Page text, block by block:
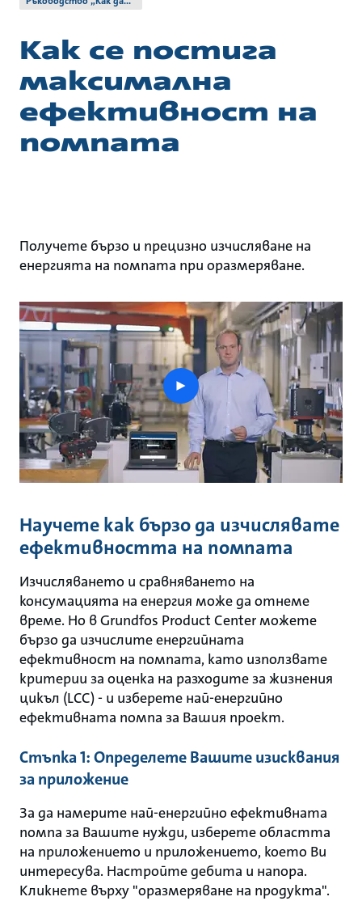
Как се постига
максимална
ефективност на
помпата
Получете бързо и прецизно изчисляване на
енергията на помпата при оразмеряване.
play
button
Научете как бързо да изчислявате
ефективността на помпата
Изчисляването и сравняването на
консумацията на енергия може да отнеме
време. Но в Grundfos Product Center можете
бързо да изчислите енергийната
ефективност на помпата, като използвате
критерии за оценка на разходите за жизнения
цикъл (LCC) - и изберете най-енергийно
ефективната помпа за Вашия проект.
Стъпка 1: Определете Вашите изисквания
за приложение
За да намерите най-енергийно ефективната
помпа за Вашите нужди, изберете областта
на приложението и приложението, което Ви
интересува. Настройте дебита и напора.
Кликнете върху "оразмеряване на продукта".